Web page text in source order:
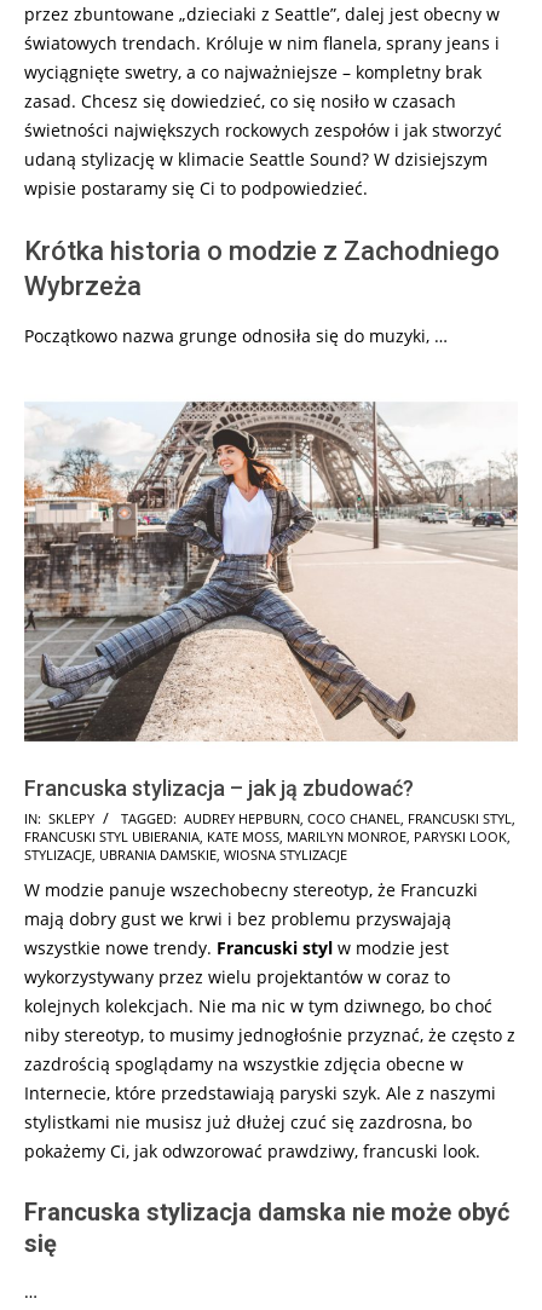
przez zbuntowane „dzieciaki z Seattle”, dalej jest obecny w
światowych trendach. Króluje w nim flanela, sprany jeans i
wyciągnięte swetry, a co najważniejsze – kompletny brak
zasad. Chcesz się dowiedzieć, co się nosiło w czasach
świetności największych rockowych zespołów i jak stworzyć
udaną stylizację w klimacie Seattle Sound? W dzisiejszym
wpisie postaramy się Ci to podpowiedzieć.
Krótka historia o modzie z Zachodniego
Wybrzeża
Początkowo nazwa grunge odnosiła się do muzyki, …
Francuska stylizacja – jak ją zbudować?
2025-
03-
IN: SKLEPY TAGGED: AUDREY HEPBURN, COCO CHANEL, FRANCUSKI STYL,
FRANCUSKI STYL UBIERANIA, KATE MOSS, MARILYN MONROE, PARYSKI LOOK,
STYLIZACJE, UBRANIA DAMSKIE, WIOSNA STYLIZACJE
W modzie panuje wszechobecny stereotyp, że Francuzki
mają dobry gust we krwi i bez problemu przyswajają
wszystkie nowe trendy. Francuski styl w modzie jest
wykorzystywany przez wielu projektantów w coraz to
kolejnych kolekcjach. Nie ma nic w tym dziwnego, bo choć
niby stereotyp, to musimy jednogłośnie przyznać, że często z
zazdrością spoglądamy na wszystkie zdjęcia obecne w
Internecie, które przedstawiają paryski szyk. Ale z naszymi
stylistkami nie musisz już dłużej czuć się zazdrosna, bo
pokażemy Ci, jak odwzorować prawdziwy, francuski look.
Francuska stylizacja damska nie może obyć
się
…